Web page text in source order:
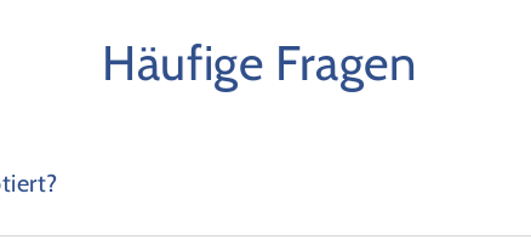
Häufige Fragen